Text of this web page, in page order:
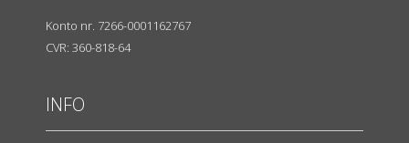
Konto nr. 7266-0001162767
CVR: 360-818-64
INFO